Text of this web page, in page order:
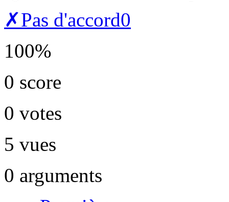
✗Pas d'accord0
100%
0 score
0 votes
5 vues
0 arguments